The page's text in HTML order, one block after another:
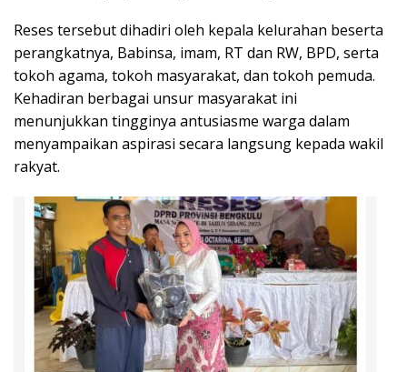
Reses tersebut dihadiri oleh kepala kelurahan beserta
perangkatnya, Babinsa, imam, RT dan RW, BPD, serta
tokoh agama, tokoh masyarakat, dan tokoh pemuda.
Kehadiran berbagai unsur masyarakat ini
menunjukkan tingginya antusiasme warga dalam
menyampaikan aspirasi secara langsung kepada wakil
rakyat.